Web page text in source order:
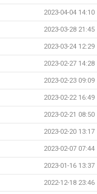
2023-04-04 14:10
2023-03-28 21:45
2023-03-24 12:29
2023-02-27 14:28
2023-02-23 09:09
2023-02-22 16:49
2023-02-21 08:50
2023-02-20 13:17
2023-02-07 07:44
2023-01-16 13:37
2022-12-18 23:46